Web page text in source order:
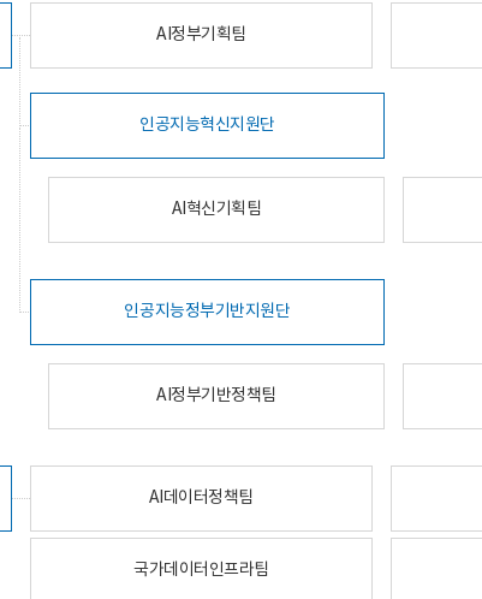
AI정부기획팀
인공지능혁신지원단
AI혁신기획팀
인공지능정부기반지원단
AI정부기반정책팀
AI데이터정책팀
국가데이터인프라팀